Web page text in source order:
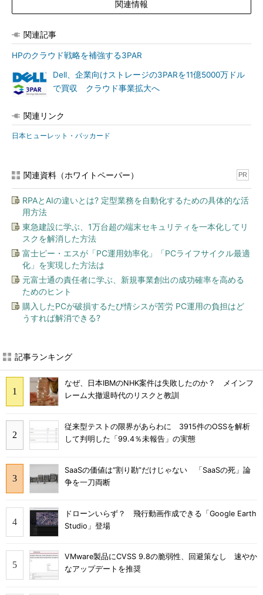
関連情報
関連記事
HPのクラウド戦略を補強する3PAR
Dell、企業向けストレージの3PARを11億5000万ドル
で買収 クラウド事業拡大へ
関連リンク
日本ヒューレット・パッカード
関連資料（ホワイトペーパー） PR
RPAとAIの違いとは? 定型業務を自動化するための具体的な活
用方法
東急建設に学ぶ、1万台超の端末セキュリティを一本化してリ
スクを解消した方法
富士ピー・エスが「PC運用効率化」「PCライフサイクル最適
化」を実現した方法は
元富士通の責任者に学ぶ、新規事業創出の成功確率を高める
ためのヒント
購入したPCが破損するたび情シスが苦労 PC運用の負担はど
うすれば解消できる?
記事ランキング
なぜ、日本IBMのNHK案件は失敗したのか？ メインフ
レーム大撤退時代のリスクと教訓
従来型テストの限界があらわに 3915件のOSSを解析
して判明した「99.4％未報告」の実態
SaaSの価値は“割り勘”だけじゃない 「SaaSの死」論
争を一刀両断
ドローンいらず？ 飛行動画作成できる「Google Earth
Studio」登場
VMware製品にCVSS 9.8の脆弱性、回避策なし 速やか
なアップデートを推奨